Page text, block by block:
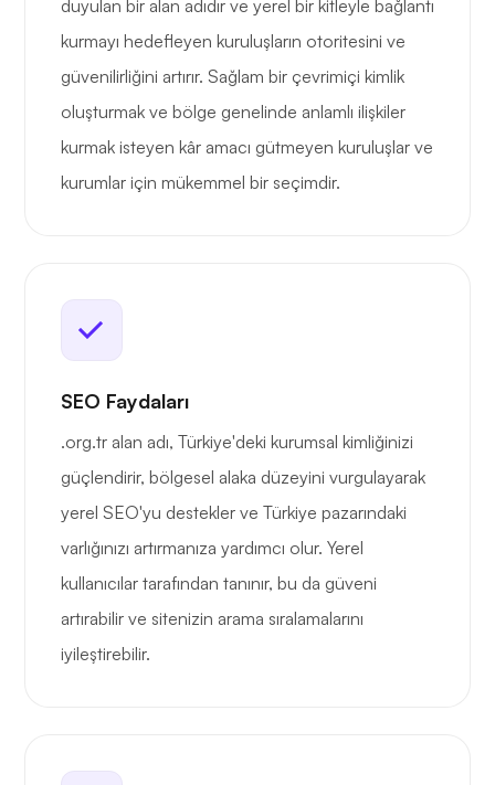
duyulan bir alan adıdır ve yerel bir kitleyle bağlantı
kurmayı hedefleyen kuruluşların otoritesini ve
güvenilirliğini artırır. Sağlam bir çevrimiçi kimlik
oluşturmak ve bölge genelinde anlamlı ilişkiler
kurmak isteyen kâr amacı gütmeyen kuruluşlar ve
kurumlar için mükemmel bir seçimdir.
SEO Faydaları
.org.tr alan adı, Türkiye'deki kurumsal kimliğinizi
güçlendirir, bölgesel alaka düzeyini vurgulayarak
yerel SEO'yu destekler ve Türkiye pazarındaki
varlığınızı artırmanıza yardımcı olur. Yerel
kullanıcılar tarafından tanınır, bu da güveni
artırabilir ve sitenizin arama sıralamalarını
iyileştirebilir.